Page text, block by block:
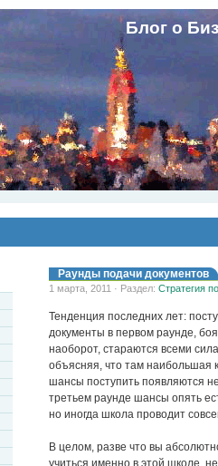
Блог о
Раунды подачи документов
1 марта, 2011 · Раздел: Стратегия
Тенденция последних лет:
документы в первом раунде,
наоборот, стараются всеми
объясняя, что там наибольшая
шансы поступить появляются
третьем раунде шансы опять
но иногда школа проводит
В целом, разве что вы
учиться именно в этой школе,